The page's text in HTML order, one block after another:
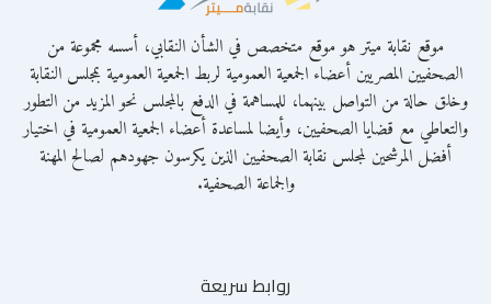
موقع نقابة ميتر هو موقع متخصص في الشأن النقابي، أسسه مجموعة من
الصحفيين المصريين أعضاء الجمعية العمومية لربط الجمعية العمومية بمجلس النقابة
وخلق حالة من التواصل بينهما، للمساهمة في الدفع بالمجلس نحو المزيد من التطور
والتعاطي مع قضايا الصحفيين، وأيضا لمساعدة أعضاء الجمعية العمومية في اختيار
أفضل المرشحين لمجلس نقابة الصحفيين الذين يكرسون جهودهم لصالح المهنة
والجماعة الصحفية.
روابط سريعة